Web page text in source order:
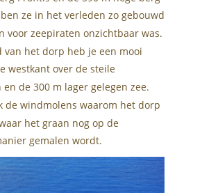
ze in het verleden zo gebouwd
voor zeepiraten onzichtbaar was.
van het dorp heb je een mooi
westkant over de steile
de 300 m lager gelegen zee.
de windmolens waarom het dorp
het graan nog op de
gemalen wordt.